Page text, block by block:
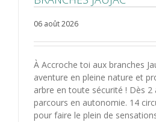
06 août 2026
À Accroche toi aux branches
aventure en pleine nature et
arbre en toute sécurité ! Dès 2
parcours en autonomie. 14
pour faire le plein de